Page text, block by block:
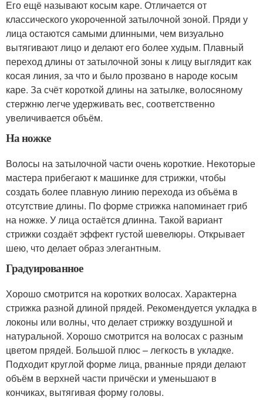
Его ещё называют косым каре. Отличается от
классического укороченной затылочной зоной. Пряди у
лица остаются самыми длинными, чем визуально
вытягивают лицо и делают его более худым. Плавный
переход длины от затылочной зоны к лицу выглядит как
косая линия, за что и было прозвано в народе косым
каре. За счёт короткой длины на затылке, волосяному
стержню легче удерживать вес, соответственно
увеличивается объём.
На ножке
Волосы на затылочной части очень короткие. Некоторые
мастера прибегают к машинке для стрижки, чтобы
создать более плавную линию перехода из объёма в
отсутствие длины. По форме стрижка напоминает гриб
на ножке. У лица остаётся длинна. Такой вариант
стрижки создаёт эффект густой шевелюры. Открывает
шею, что делает образ элегантным.
Градуированное
Хорошо смотрится на коротких волосах. Характерна
стрижка разной длиной прядей. Рекомендуется укладка в
локоны или волны, что делает стрижку воздушной и
натуральной. Хорошо смотрится на волосах с разным
цветом прядей. Большой плюс – легкость в укладке.
Подходит круглой форме лица, рванные пряди делают
объём в верхней части причёски и уменьшают в
кончиках, вытягивая форму головы.